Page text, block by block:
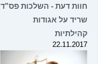
חוות דעת - השלכות פס"ד
שריד על אגודות
קהילתיות
22.11.2017